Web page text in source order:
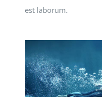
est laborum.